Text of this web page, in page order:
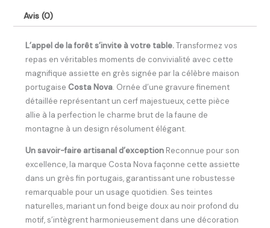
Avis (0)
L’appel de la forêt s’invite à votre table.Transformez vos
repas en véritables moments de convivialité avec cette
magnifique assiette en grès signée par la célèbre maison
portugaiseCosta Nova. Ornée d’une gravure finement
détaillée représentant un cerf majestueux, cette pièce
allie à la perfection le charme brut de la faune de
montagne à un design résolument élégant.
Un savoir-faire artisanal d’exception Reconnue pour son
excellence, la marque Costa Nova façonne cette assiette
dans un grès fin portugais, garantissant une robustesse
remarquable pour un usage quotidien. Ses teintes
naturelles, mariant un fond beige doux au noir profond du
motif, s’intègrent harmonieusement dans une décoration